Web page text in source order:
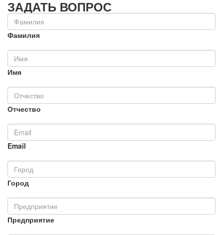
ЗАДАТЬ ВОПРОС
Фамилия
Имя
Отчество
Email
Город
Предприятие